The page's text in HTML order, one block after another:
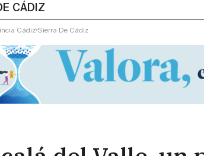
CÁDIZ
Cádiz Sierra De Cádiz